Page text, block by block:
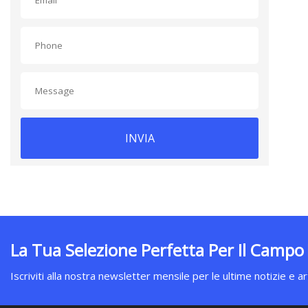
INVIA
La Tua Selezione Perfetta Per Il
Iscriviti alla nostra newsletter mensile per le ultime notizie e